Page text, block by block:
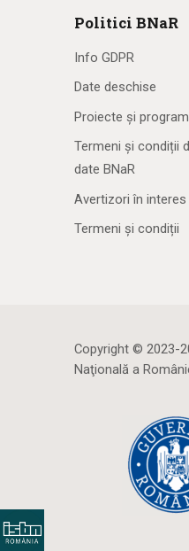
Politici BNaR
Info GDPR
Date deschise
Proiecte și
Termeni și condiții
date BNaR
Avertizori în interes
Termeni și condiții
Copyright © 2023-
Naţională a